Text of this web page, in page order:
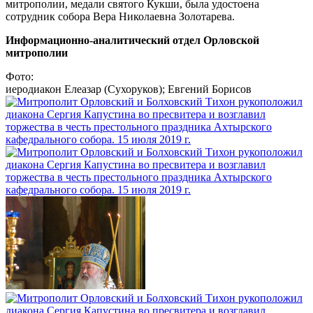
митрополии, медали святого Кукши, была удостоена
сотрудник собора Вера Николаевна Золотарева.
Информационно-аналитический отдел Орловской
митрополии
Фото:
иеродиакон Елеазар (Сухоруков); Евгений Борисов